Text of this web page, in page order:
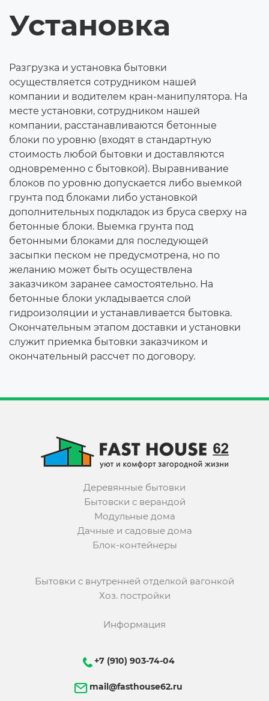
Установка
Разгрузка и установка бытовки
осуществляется сотрудником нашей
компании и водителем кран-манипулятора. На
месте установки, сотрудником нашей
компании, расстанавливаются бетонные
блоки по уровню (входят в стандартную
стоимость любой бытовки и доставляются
одновременно с бытовкой). Выравнивание
блоков по уровню допускается либо выемкой
грунта под блоками либо установкой
дополнительных подкладок из бруса сверху на
бетонные блоки. Выемка грунта под
бетонными блоками для последующей
засыпки песком не предусмотрена, но по
желанию может быть осуществлена
заказчиком заранее самостоятельно. На
бетонные блоки укладывается слой
гидроизоляции и устанавливается бытовка.
Окончательным этапом доставки и установки
служит приемка бытовки заказчиком и
окончательный рассчет по договору.
Деревянные бытовки
Бытовски с верандой
Модульные дома
Дачные и садовые дома
Блок-контейнеры
Бытовки с внутренней отделкой вагонкой
Хоз. постройки
Информация
+7 (910) 903-74-04
mail@fasthouse62.ru